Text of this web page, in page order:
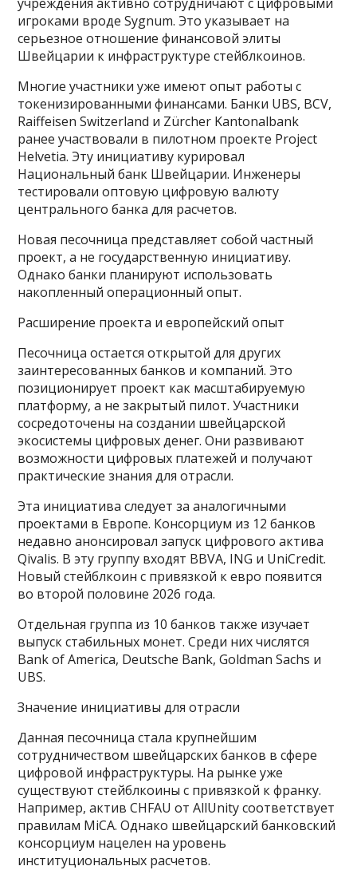
игроками вроде Sygnum. Это указывает на
серьезное отношение финансовой элиты
Швейцарии к инфраструктуре стейблкоинов.
Многие участники уже имеют опыт работы с
токенизированными финансами. Банки UBS, BCV,
Raiffeisen Switzerland и Zürcher Kantonalbank
ранее участвовали в пилотном проекте Project
Helvetia. Эту инициативу курировал
Национальный банк Швейцарии. Инженеры
тестировали оптовую цифровую валюту
центрального банка для расчетов.
Новая песочница представляет собой частный
проект, а не государственную инициативу.
Однако банки планируют использовать
накопленный операционный опыт.
Расширение проекта и европейский опыт
Песочница остается открытой для других
заинтересованных банков и компаний. Это
позиционирует проект как масштабируемую
платформу, а не закрытый пилот. Участники
сосредоточены на создании швейцарской
экосистемы цифровых денег. Они развивают
возможности цифровых платежей и получают
практические знания для отрасли.
Эта инициатива следует за аналогичными
проектами в Европе. Консорциум из 12 банков
недавно анонсировал запуск цифрового актива
Qivalis. В эту группу входят BBVA, ING и UniCredit.
Новый стейблкоин с привязкой к евро появится
во второй половине 2026 года.
Отдельная группа из 10 банков также изучает
выпуск стабильных монет. Среди них числятся
Bank of America, Deutsche Bank, Goldman Sachs и
UBS.
Значение инициативы для отрасли
Данная песочница стала крупнейшим
сотрудничеством швейцарских банков в сфере
цифровой инфраструктуры. На рынке уже
существуют стейблкоины с привязкой к франку.
Например, актив CHFAU от AllUnity соответствует
правилам MiCA. Однако швейцарский банковский
консорциум нацелен на уровень
институциональных расчетов.